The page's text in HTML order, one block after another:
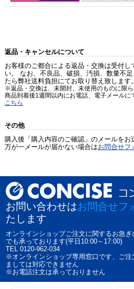
返品・キャンセルについて
お客様のご都合による返品・交換は受付し
い。 なお、不良品、破損、汚損、数量不
たら弊社送料負担にてお取り替え致します。
※返品・交換は、未開封、未使用のものに限ら
商品到着後1週間以内にお電話、電子メールに
こちら
その他
購入後「購入内容のご確認」のメールをお
万が一メールが届かない場合はお問合せフ
お問い合わせはお問合せフ
たします
オンラインショップご注文に関するお急
でも承っております(平日10:00～17:00)
TEL 0120-962-034
※オンラインショップ専用窓口です、ご注
ましては対応できません
※お電話注文は承っておりません